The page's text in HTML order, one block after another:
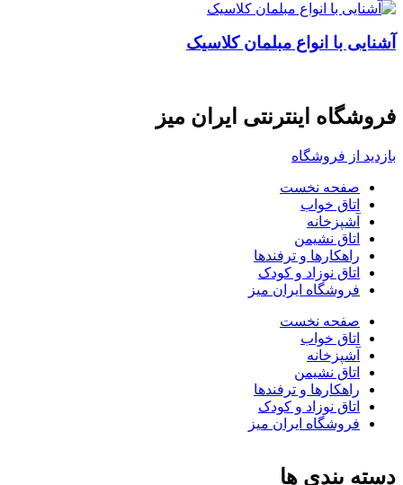
آشنایی با انواع مبلمان کلاسیک
فروشگاه اینترنتی ایران میز
بازدید از فروشگاه
صفحه نخست
اتاق خواب
آشپزخانه
اتاق نشیمن
راهکارها و ترفندها
اتاق نوزاد و کودک
فروشگاه ایران میز
صفحه نخست
اتاق خواب
آشپزخانه
اتاق نشیمن
راهکارها و ترفندها
اتاق نوزاد و کودک
فروشگاه ایران میز
دسته بندی ها